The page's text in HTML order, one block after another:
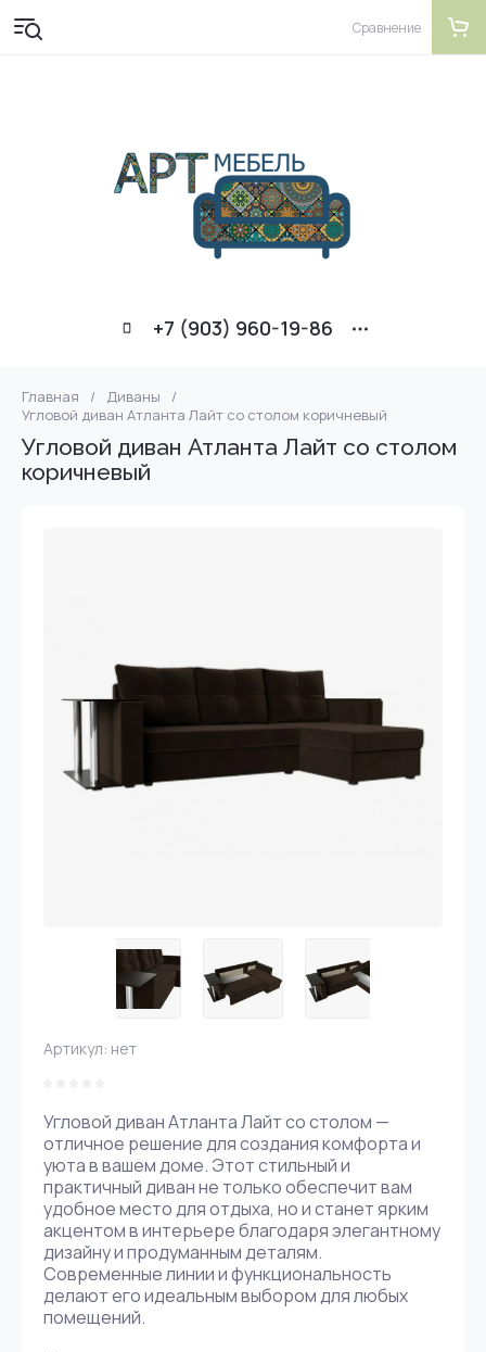
+7 (903) 960-19-86
Сравнение
Главная / Диваны
/
Угловой диван Атланта Лайт со столом коричневый
Угловой диван Атланта Лайт со столом
коричневый
Артикул: нет
Угловой диван Атланта Лайт со столом —
отличное решение для создания комфорта и
уюта в вашем доме. Этот стильный и
практичный диван не только обеспечит вам
удобное место для отдыха, но и станет ярким
акцентом в интерьере благодаря элегантному
дизайну и продуманным деталям.
Современные линии и функциональность
делают его идеальным выбором для любых
помещений.